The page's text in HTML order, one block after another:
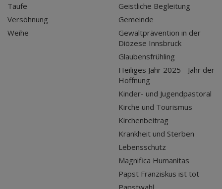
Taufe
Versöhnung
Weihe
Geistliche Begleitung
Gemeinde
Gewaltprävention in der
Diözese Innsbruck
Glaubensfrühling
Heiliges Jahr 2025 - Jahr der
Hoffnung
Kinder- und Jugendpastoral
Kirche und Tourismus
Kirchenbeitrag
Krankheit und Sterben
Lebensschutz
Magnifica Humanitas
Papst Franziskus ist tot
Papstwahl